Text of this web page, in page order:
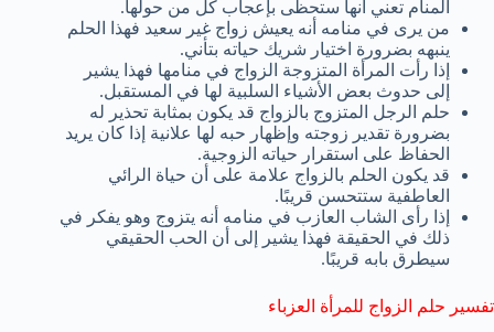
المنام تعني أنها ستحظى بإعجاب كل من حولها.
من يرى في منامه أنه يعيش زواج غير سعيد فهذا الحلم
ينبهه بضرورة اختيار شريك حياته بتأني.
إذا رأت المرأة المتزوجة الزواج في منامها فهذا يشير
إلى حدوث بعض الأشياء السلبية لها في المستقبل.
حلم الرجل المتزوج بالزواج قد يكون بمثابة تحذير له
بضرورة تقدير زوجته وإظهار حبه لها علانية إذا كان يريد
الحفاظ على استقرار حياته الزوجية.
قد يكون الحلم بالزواج علامة على أن حياة الرائي
العاطفية ستتحسن قريبًا.
إذا رأى الشاب العازب في منامه أنه يتزوج وهو يفكر في
ذلك في الحقيقة فهذا يشير إلى أن الحب الحقيقي
سيطرق بابه قريبًا.
تفسير حلم الزواج للمرأة العزباء